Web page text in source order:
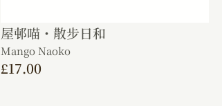
屋邨喵・散步日和
Mango Naoko
£17.00